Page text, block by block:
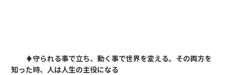
♦守られる事で立ち、動く事で世界を変える。その両方を
知った時、人は人生の主役になる